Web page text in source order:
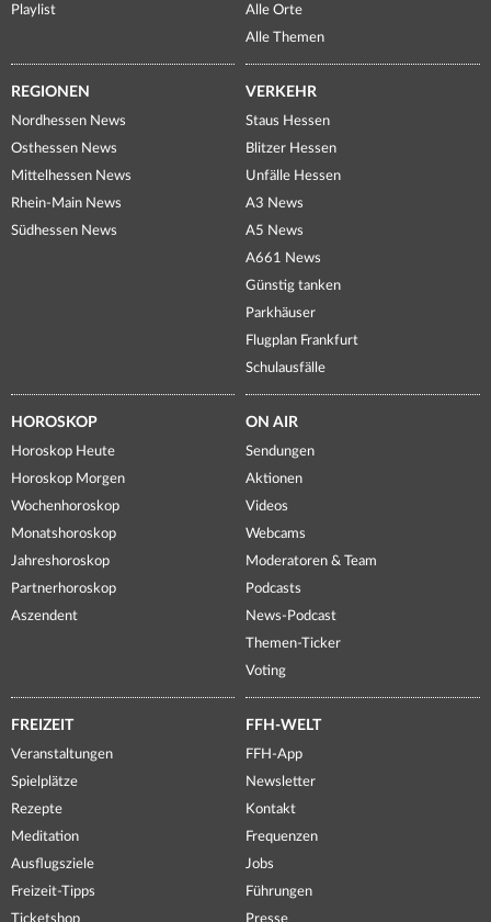
Playlist
Alle Orte
Alle Themen
REGIONEN
Nordhessen News
Osthessen News
Mittelhessen News
Rhein-Main News
Südhessen News
VERKEHR
Staus Hessen
Blitzer Hessen
Unfälle Hessen
A3 News
A5 News
A661 News
Günstig tanken
Parkhäuser
Flugplan Frankfurt
Schulausfälle
HOROSKOP
Horoskop Heute
Horoskop Morgen
Wochenhoroskop
Monatshoroskop
Jahreshoroskop
Partnerhoroskop
Aszendent
ON AIR
Sendungen
Aktionen
Videos
Webcams
Moderatoren & Team
Podcasts
News-Podcast
Themen-Ticker
Voting
FREIZEIT
Veranstaltungen
Spielplätze
Rezepte
Meditation
Ausflugsziele
Freizeit-Tipps
Ticketshop
FFH-WELT
FFH-App
Newsletter
Kontakt
Frequenzen
Jobs
Führungen
Presse